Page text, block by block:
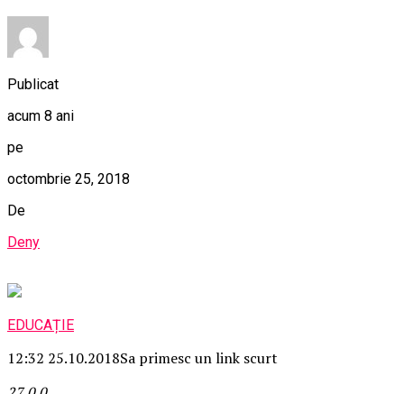
Publicat
acum 8 ani
pe
octombrie 25, 2018
De
Deny
EDUCAȚIE
12:32 25.10.2018Sa primesc un link scurt